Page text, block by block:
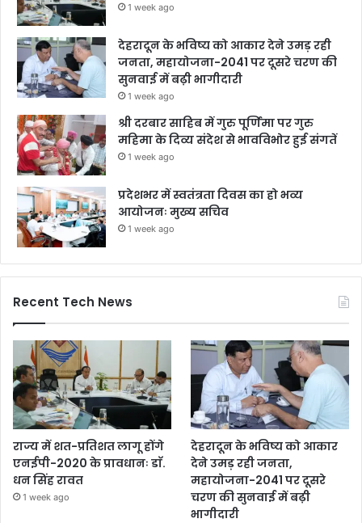
1 week ago
देहरादून के भविष्य को आकार देने उमड़ रही
जनता, महायोजना-2041 पर दूसरे चरण की
सुनवाई में बढ़ी भागीदारी
1 week ago
श्री दरबार साहिब में गुरु पूर्णिमा पर गुरु
महिमा के दिव्य संदेश से भावविभोर हुई संगतें
1 week ago
प्रदेशभर में स्वतंत्रता दिवस का हो भव्य
आयोजनः मुख्य सचिव
1 week ago
Recent Tech News
राज्य में शत-प्रतिशत लागू होंगे
एनईपी-2020 के प्रावधानः डाॅ.
धन सिंह रावत
1 week ago
देहरादून के भविष्य को आकार
देने उमड़ रही जनता,
महायोजना-2041 पर दूसरे
चरण की सुनवाई में बढ़ी
भागीदारी